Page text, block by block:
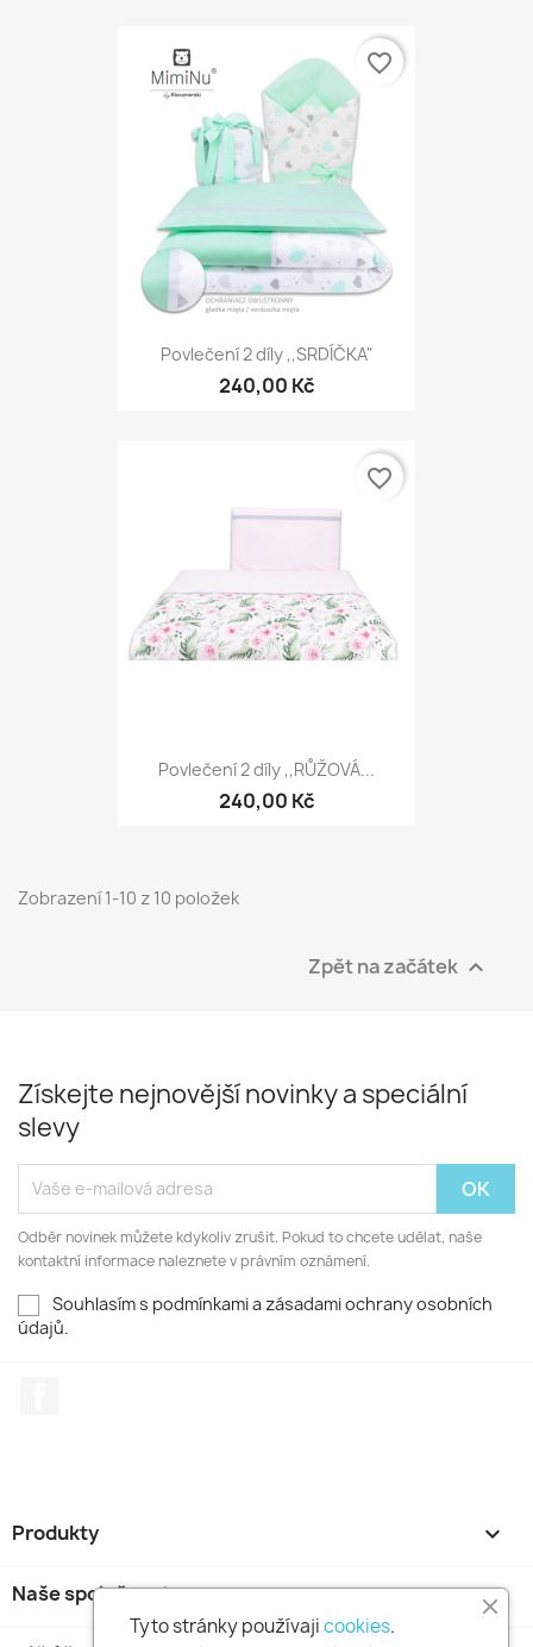
Povlečení 2 díly ,,SRDÍČKA"
240,00 Kč
favorite_border
Povlečení 2 díly ,,RŮŽOVÁ...
240,00 Kč
favorite_border
Zobrazení 1-10 z 10 položek
Zpět na začátek 
Získejte nejnovější novinky a speciální
slevy
Odběr novinek můžete kdykoliv zrušit. Pokud to chcete udělat, naše
kontaktní informace naleznete v právním oznámení.
Souhlasím s podmínkami a zásadami ochrany osobních
údajů.
Produkty 
Naše společnost 
Tyto stránky používajicookies.